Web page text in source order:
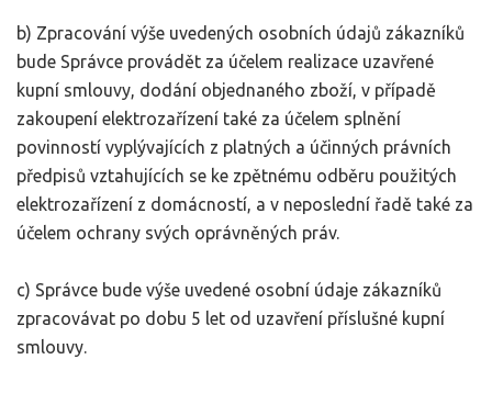
b) Zpracování výše uvedených osobních údajů zákazníků
bude Správce provádět za účelem realizace uzavřené
kupní smlouvy, dodání objednaného zboží, v případě
zakoupení elektrozařízení také za účelem splnění
povinností vyplývajících z platných a účinných právních
předpisů vztahujících se ke zpětnému odběru použitých
elektrozařízení z domácností, a v neposlední řadě také za
účelem ochrany svých oprávněných práv.
c) Správce bude výše uvedené osobní údaje zákazníků
zpracovávat po dobu 5 let od uzavření příslušné kupní
smlouvy.